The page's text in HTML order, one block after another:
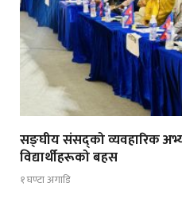
सङ्घीय संसद्को व्यवहारिक
विद्यार्थीहरूको बहस
१ घण्टा अगाडि